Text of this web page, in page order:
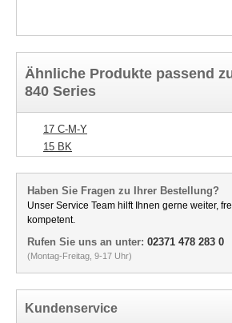
Ähnliche Produkte passend
840 Series
17 C-M-Y
15 BK
Haben Sie Fragen zu Ihrer Bestellung?
Unser Service Team hilft Ihnen gerne weiter,
kompetent.
Rufen Sie uns an unter: 02371 478 283 0
(Montag-Freitag, 9-17 Uhr)
Kundenservice